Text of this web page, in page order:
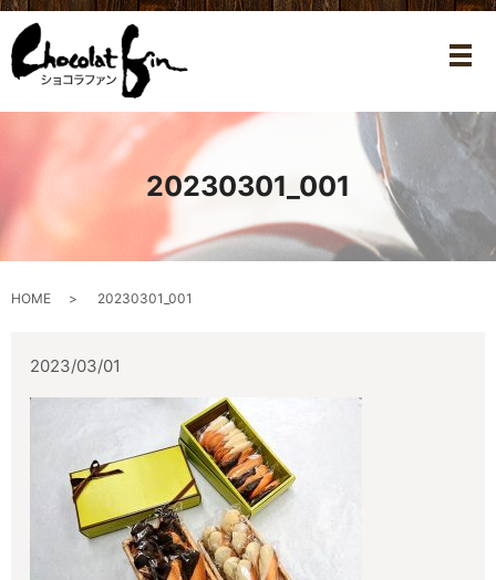
メ
20230301_001
HOME 20230301_001
2023/03/01